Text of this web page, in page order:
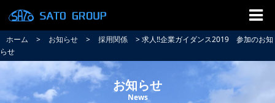
ホーム > お知らせ > 採用関係
> 求人‼企業ガイダンス2019 参加のお知
らせ
お知らせ
News